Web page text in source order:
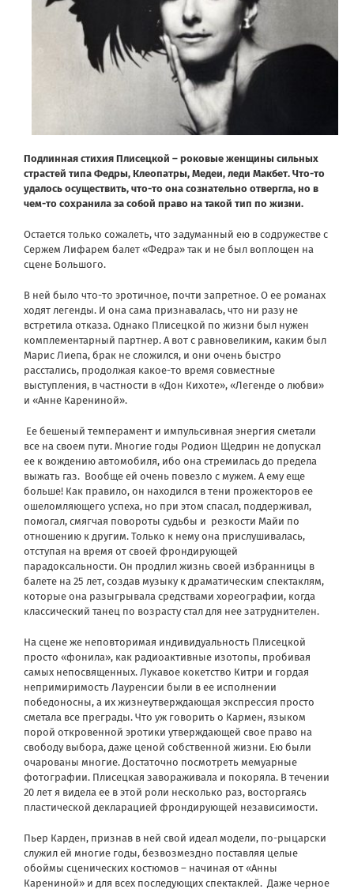
Подлинная стихия Плисецкой – роковые женщины сильных
страстей типа Федры, Клеопатры, Медеи, леди Макбет. Что-то
удалось осуществить, что-то она сознательно отвергла, но в
чем-то сохранила за собой право на такой тип по жизни.
Остается только сожалеть, что задуманный ею в содружестве с
Сержем Лифарем балет «Федра» так и не был воплощен на
сцене Большого.
В ней было что-то эротичное, почти запретное. О ее романах
ходят легенды. И она сама признавалась, что ни разу не
встретила отказа. Однако Плисецкой по жизни был нужен
комплементарный партнер. А вот с равновеликим, каким был
Марис Лиепа, брак не сложился, и они очень быстро
расстались, продолжая какое-то время совместные
выступления, в частности в «Дон Кихоте», «Легенде о любви»
и «Анне Карениной».
Ее бешеный темперамент и импульсивная энергия сметали
все на своем пути. Многие годы Родион Щедрин не допускал
ее к вождению автомобиля, ибо она стремилась до предела
выжать газ. Вообще ей очень повезло с мужем. А ему еще
больше! Как правило, он находился в тени прожекторов ее
ошеломляющего успеха, но при этом спасал, поддерживал,
помогал, смягчая повороты судьбы и резкости Майи по
отношению к другим. Только к нему она прислушивалась,
отступая на время от своей фрондирующей
парадоксальности. Он продлил жизнь своей избранницы в
балете на 25 лет, создав музыку к драматическим спектаклям,
которые она разыгрывала средствами хореографии, когда
классический танец по возрасту стал для нее затруднителен.
На сцене же неповторимая индивидуальность Плисецкой
просто «фонила», как радиоактивные изотопы, пробивая
самых непосвященных. Лукавое кокетство Китри и гордая
непримиримость Лауренсии были в ее исполнении
победоносны, а их жизнеутверждающая экспрессия просто
сметала все преграды. Что уж говорить о Кармен, языком
порой откровенной эротики утверждающей свое право на
свободу выбора, даже ценой собственной жизни. Ею были
очарованы многие. Достаточно посмотреть мемуарные
фотографии. Плисецкая завораживала и покоряла. В течении
20 лет я видела ее в этой роли несколько раз, восторгаясь
пластической декларацией фрондирующей независимости.
Пьер Карден, признав в ней свой идеал модели, по-рыцарски
служил ей многие годы, безвозмездно поставляя целые
обоймы сценических костюмов – начиная от «Анны
Карениной» и для всех последующих спектаклей. Даже черное